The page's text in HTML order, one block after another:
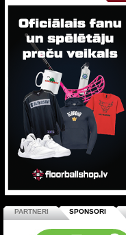
PARTNERI SPONSORI